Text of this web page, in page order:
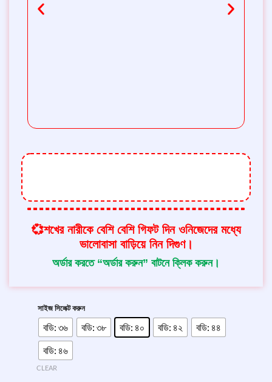
💞শখের নারীকে বেশি বেশি গিফট দিন ওনিজেদের মধ্যে
ভালোবাসা বাড়িয়ে নিন দিগুণ।
অর্ডার করতে “অর্ডার করুন” বাটনে ক্লিক করুন।
সাইজ সিলেক্ট করুন
বডি: ৩৬ বডি: ৩৮ বডি: ৪০ বডি: ৪২
বডি: ৪৪
বডি: ৪৬
CLEAR